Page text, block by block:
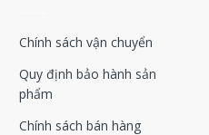
Chính sách vận chuyển
Quy định bảo hành sản
phẩm
Chính sách bán hàng